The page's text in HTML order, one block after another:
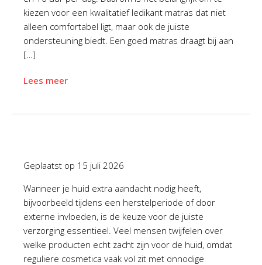
kiezen voor een kwalitatief ledikant matras dat niet
alleen comfortabel ligt, maar ook de juiste
ondersteuning biedt. Een goed matras draagt bij aan
[…]
Lees meer
Geplaatst op 15 juli 2026
Wanneer je huid extra aandacht nodig heeft,
bijvoorbeeld tijdens een herstelperiode of door
externe invloeden, is de keuze voor de juiste
verzorging essentieel. Veel mensen twijfelen over
welke producten echt zacht zijn voor de huid, omdat
reguliere cosmetica vaak vol zit met onnodige